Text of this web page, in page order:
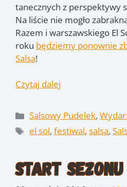
tanecznych z perspektywy
Na liście nie mogło
Razem i warszawskiego El
roku będziemy ponownie
Salsa!
Czytaj dalej
Kategorie
Salsowy Pudelek,
Tagi
el sol,festiwal,salsa,
Start Sezonu